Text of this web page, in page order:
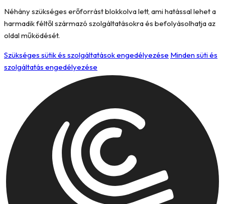
Néhány szükséges erőforrást blokkolva lett, ami hatással lehet a
harmadik féltől származó szolgáltatásokra és befolyásolhatja az
oldal működését.
Szükséges sütik és szolgáltatások engedélyezése Minden süti és
szolgáltatás engedélyezése